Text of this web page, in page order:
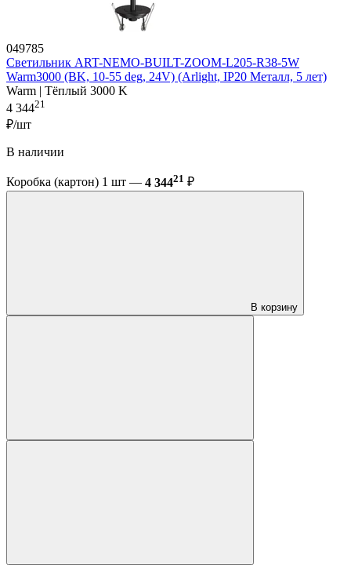
049785
Светильник ART-NEMO-BUILT-ZOOM-L205-R38-5W
Warm3000 (BK, 10-55 deg, 24V) (Arlight, IP20 Металл, 5 лет)
Warm | Тёплый 3000 K
4 34421
₽/шт
В наличии
Коробка (картон) 1 шт — 4 34421 ₽
В корзину